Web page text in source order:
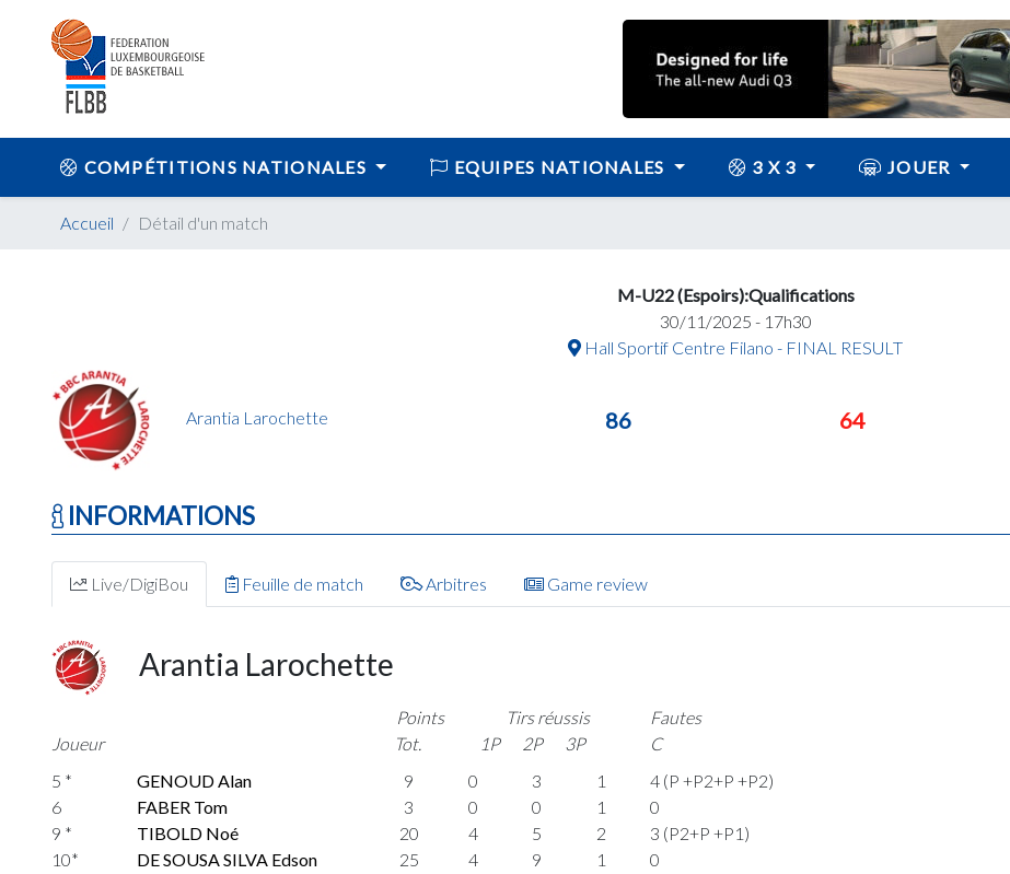
COMPÉTITIONS NATIONALES EQUIPES NATIONALES 3 X 3 JOUER
Accueil Détail d'un match
M-U22 (Espoirs):Qualifications
30/11/2025 - 17h30
Hall Sportif Centre Filano - FINAL RESULT
Arantia Larochette 86 64
INFORMATIONS
Live/DigiBou Feuille de match Arbitres Game review
Arantia Larochette
Joueur
Points
Tot.
Tirs réussis
1P
2P 3P
Fautes
C
5 *
GENOUD Alan 9 0 3 1
4 (P +P2+P +P2)
6
FABER Tom 3 0 0 1
0
9 *
TIBOLD Noé 20 4 5 2
3 (P2+P +P1)
10*
DE SOUSA SILVA Edson
25 4 9 1 0